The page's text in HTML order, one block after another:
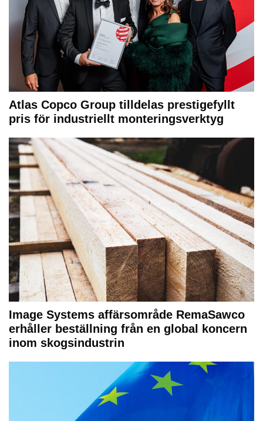
Atlas Copco Group tilldelas prestigefyllt
pris för industriellt monteringsverktyg
Image Systems affärsområde RemaSawco
erhåller beställning från en global koncern
inom skogsindustrin